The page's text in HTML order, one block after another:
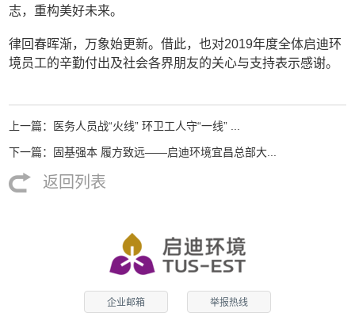
志，重构美好未来。
律回春晖渐，万象始更新。借此，也对2019年度全体启迪环
境员工的辛勤付出及社会各界朋友的关心与支持表示感谢。
上一篇：医务人员战“火线” 环卫工人守“一线” ...
下一篇：固基强本 履方致远——启迪环境宜昌总部大...
返回列表
企业邮箱 举报热线